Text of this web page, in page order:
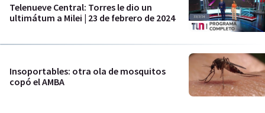
Telenueve Central: Torres le dio un
ultimátum a Milei | 23 de febrero de 2024
Insoportables: otra ola de mosquitos
copó el AMBA